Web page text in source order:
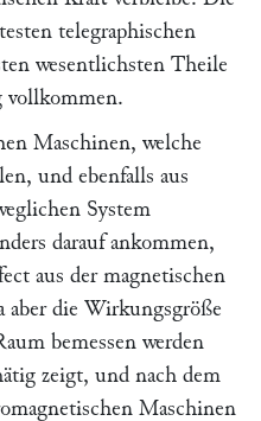
telegraphischen
wesentlichsten Theile
vollkommen.
Maschinen, welche
und ebenfalls aus
System
darauf ankommen,
aus der magnetischen
die Wirkungsgröße
bemessen werden
zeigt, und nach dem
Maschinen